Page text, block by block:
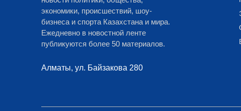
экономики, происшествий, шоу-
бизнеса и спорта Казахстана и мира.
Ежедневно в новостной ленте
публикуются более 50 материалов.
Алматы, ул. Байзакова 280